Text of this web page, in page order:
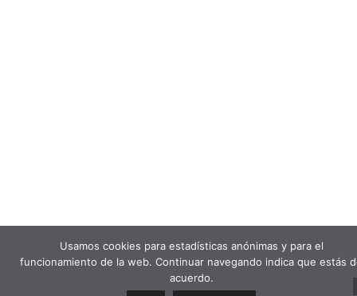
Usamos cookies para estadísticas anónimas y para el
funcionamiento de la web. Continuar navegando indica que estás
acuerdo.